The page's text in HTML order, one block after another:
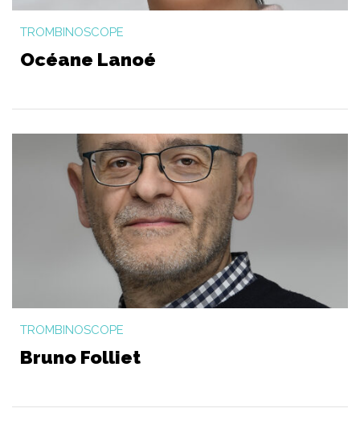
TROMBINOSCOPE
Océane Lanoé
TROMBINOSCOPE
Bruno Folliet